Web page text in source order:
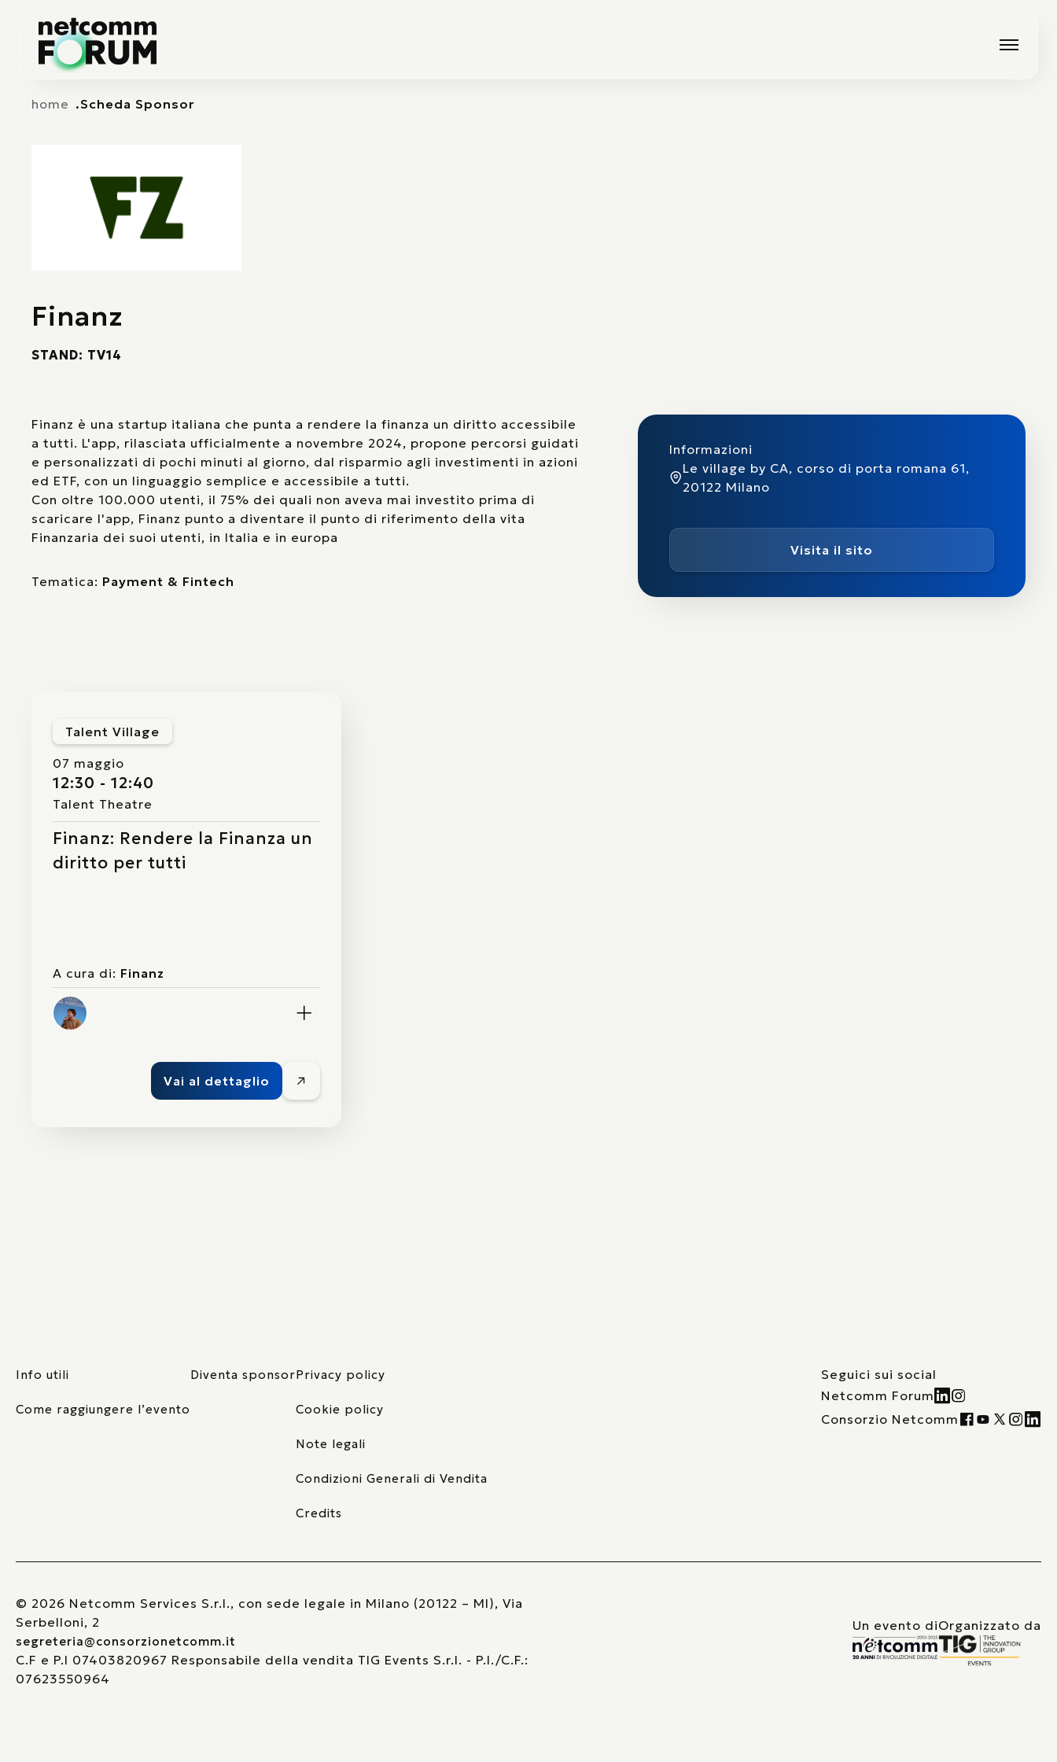
home Scheda Sponsor
Finanz
STAND: TV14
Finanz è una startup italiana che punta a rendere la finanza un diritto accessibile
a tutti. L'app, rilasciata ufficialmente a novembre 2024, propone percorsi guidati
e personalizzati di pochi minuti al giorno, dal risparmio agli investimenti in azioni
ed ETF, con un linguaggio semplice e accessibile a tutti.
Con oltre 100.000 utenti, il 75% dei quali non aveva mai investito prima di
scaricare l'app, Finanz punto a diventare il punto di riferimento della vita
Finanzaria dei suoi utenti, in Italia e in europa
Tematica: Payment & Fintech
Informazioni
Le village by CA, corso di porta romana 61,
20122 Milano
Visita il sito
Talent Village
07 maggio
12:30 - 12:40
Talent Theatre
Finanz: Rendere la Finanza un
diritto per tutti
A cura di: Finanz
Vai al dettaglio
Info utili
Come raggiungere l’evento
Diventa sponsorPrivacy policy
Cookie policy
Note legali
Condizioni Generali di Vendita
Credits
Seguici sui social
Netcomm Forum
Consorzio Netcomm
© 2026 Netcomm Services S.r.l., con sede legale in Milano (20122 – MI), Via
Serbelloni, 2
segreteria@consorzionetcomm.it
C.F e P.I 07403820967 Responsabile della vendita TIG Events S.r.l. - P.I./C.F.:
07623550964
Un evento diOrganizzato da